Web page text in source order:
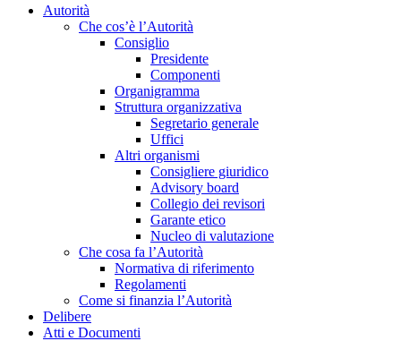
Autorità
Che cos’è l’Autorità
Consiglio
Presidente
Componenti
Organigramma
Struttura organizzativa
Segretario generale
Uffici
Altri organismi
Consigliere giuridico
Advisory board
Collegio dei revisori
Garante etico
Nucleo di valutazione
Che cosa fa l’Autorità
Normativa di riferimento
Regolamenti
Come si finanzia l’Autorità
Delibere
Atti e Documenti